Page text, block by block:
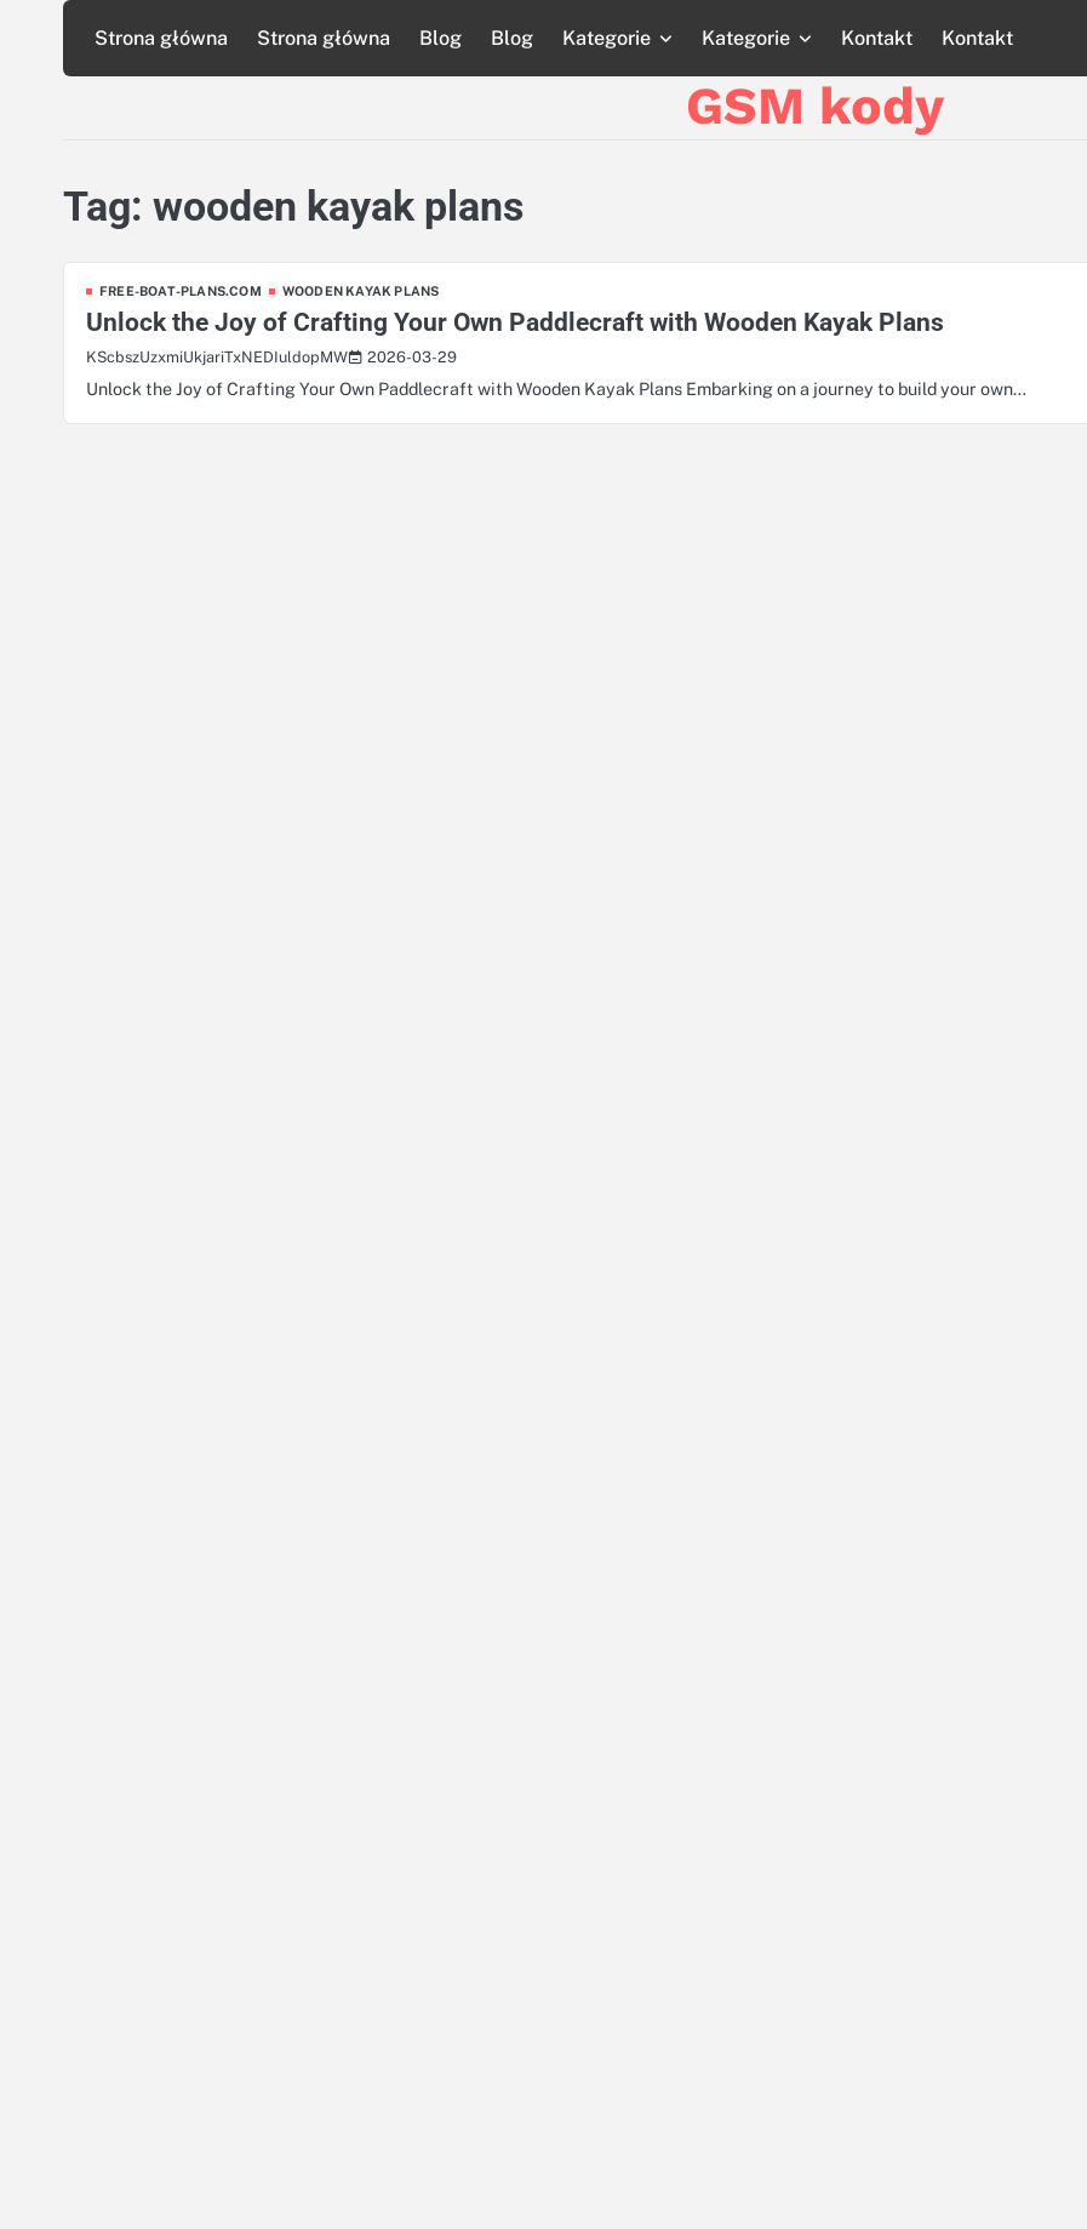
content
Strona główna Strona główna Blog Blog Kategorie Kategorie Kontakt Kontakt
główna
główna
GSM kody
Tag: wooden kayak plans
FREE-BOAT-PLANS.COM WOODEN KAYAK PLANS
Unlock the Joy of Crafting Your Own Paddlecraft with Wooden Kayak Plans
KScbszUzxmiUkjariTxNEDIuldopMW 2026-03-29
Unlock the Joy of Crafting Your Own Paddlecraft with Wooden Kayak Plans Embarking on a journey to build your own…